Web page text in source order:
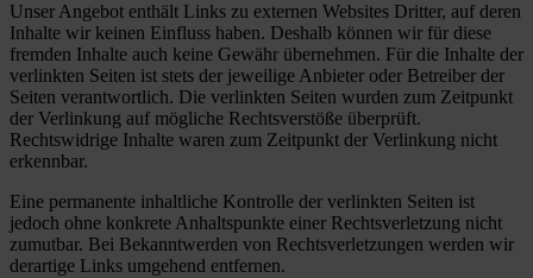
Unser Angebot enthält Links zu externen Websites Dritter, auf deren
Inhalte wir keinen Einfluss haben. Deshalb können wir für diese
fremden Inhalte auch keine Gewähr übernehmen. Für die Inhalte der
verlinkten Seiten ist stets der jeweilige Anbieter oder Betreiber der
Seiten verantwortlich. Die verlinkten Seiten wurden zum Zeitpunkt
der Verlinkung auf mögliche Rechtsverstöße überprüft.
Rechtswidrige Inhalte waren zum Zeitpunkt der Verlinkung nicht
erkennbar.
Eine permanente inhaltliche Kontrolle der verlinkten Seiten ist
jedoch ohne konkrete Anhaltspunkte einer Rechtsverletzung nicht
zumutbar. Bei Bekanntwerden von Rechtsverletzungen werden wir
derartige Links umgehend entfernen.